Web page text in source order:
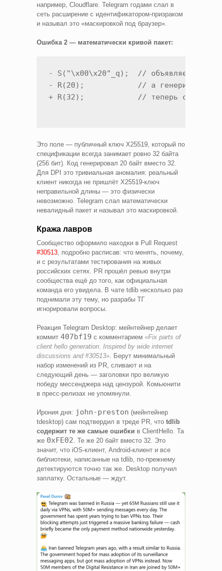
например, Cloudflare. Telegram годами слал в
сеть расширение с идентификатором-призраком
и называл это «маскировкой под браузер».
Ошибка 2 — математически кривой пакет:
- S("\x00\x20"_q);  // объявляем 32
- R(20);            // а генерируем 20
+ R(32);            // теперь совпадает
Это поле — публичный ключ X25519, который по
спецификации всегда занимает ровно 32 байта
(256 бит). Код генерировал 20 байт вместо 32.
Для DPI это тривиальная аномалия: реальный
клиент никогда не пришлёт X25519-ключ
неправильной длины — это физически
невозможно. Telegram слал математически
невалидный пакет и называл это маскировкой.
Кража лавров
Сообщество оформило находки в Pull Request
#30513, подробно расписав: что менять, почему,
и с результатами тестирования на живых
российских сетях. PR прошёл ревью внутри
сообщества ещё до того, как официальная
команда его увидела. В чате tdlib несколько раз
поднимали эту тему, но разрабы ТГ
игнорировали вопросы.
Реакция Telegram Desktop: мейнтейнер делает
коммит 407bf19 с комментарием «Fix parts of
client hello generation. Inspired by wide internet
discussions and #30513». Берут минимальный
набор изменений из PR, сливают и на
следующий день — заголовки про великую
победу мессенджера над цензурой. Комьюнити
в пресс-релизах не упомянули.
Ирония дня: john-preston (мейнтейнер
tdesktop) сам подтвердил в треде PR, что tdlib
содержит те же самые ошибки в ClientHello. Та
же 0xFE02. Те же 20 байт вместо 32. Это
значит, что iOS-клиент, Android-клиент и все
библиотеки, написанные на tdlib, по-прежнему
детектируются точно так же. Desktop получил
заплатку. Остальные — ждут.